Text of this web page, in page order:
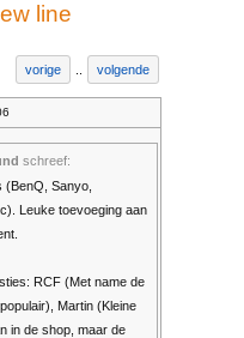
line
vorige volgende
schreef:
(BenQ, Sanyo,
Leuke toevoeging aan
RCF (Met name de
Martin (Kleine
in de shop, maar de